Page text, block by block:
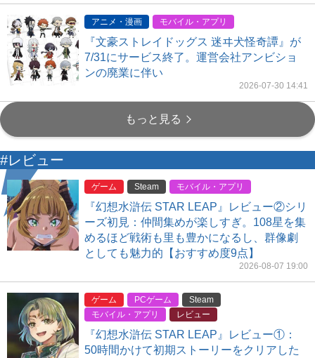
アニメ・漫画 モバイル・アプリ
『文豪ストレイドッグス 迷ヰ犬怪奇譚』が
7/31にサービス終了。運営会社アンビショ
ンの廃業に伴い
2026-07-30 14:41
もっと見る
#レビュー
ゲーム Steam モバイル・アプリ
『幻想水滸伝 STAR LEAP』レビュー②シリ
ーズ初見：仲間集めが楽しすぎ。108星を集
めるほど戦術も里も豊かになるし、群像劇
としても魅力的【おすすめ度9点】
2026-08-07 19:00
ゲーム PCゲーム
Steam
モバイル・アプリ
レビュー
『幻想水滸伝 STAR LEAP』レビュー①：
50時間かけて初期ストーリーをクリアした